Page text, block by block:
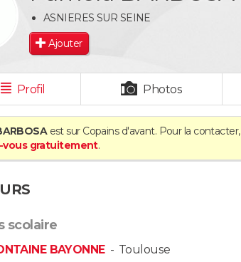
ASNIERES SUR SEINE
Ajouter
Profil Photos
est sur Copains d'avant. Pour la contacter,
vous gratuitement.
scolaire
BAYONNE- Toulouse